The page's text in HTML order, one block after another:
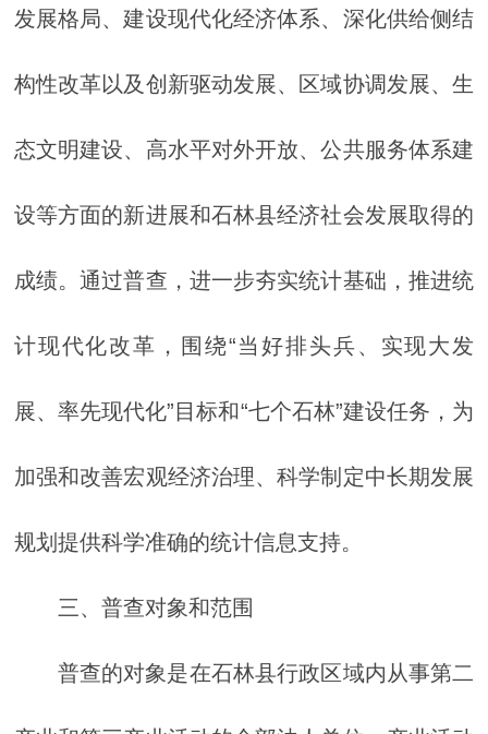
发展格局、建设现代化经济体系、深化供给侧结
构性改革以及创新驱动发展、区域协调发展、生
态文明建设、高水平对外开放、公共服务体系建
设等方面的新进展和石林县经济社会发展取得的
成绩。通过普查，进一步夯实统计基础，推进统
计现代化改革，围绕“当好排头兵、实现大发
展、率先现代化”目标和“七个石林”建设任务，为
加强和改善宏观经济治理、科学制定中长期发展
规划提供科学准确的统计信息支持。
三、普查对象和范围
普查的对象是在石林县行政区域内从事第二